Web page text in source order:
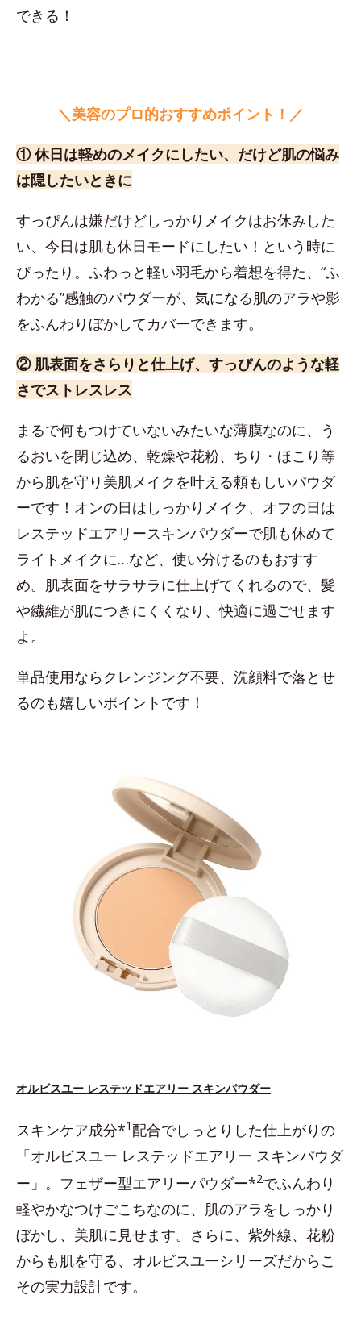
できる！
＼美容のプロ的おすすめポイント！／
① 休日は軽めのメイクにしたい、だけど肌の悩み
は隠したいときに
すっぴんは嫌だけどしっかりメイクはお休みした
い、今日は肌も休日モードにしたい！という時に
ぴったり。ふわっと軽い羽毛から着想を得た、“ふ
わかる”感触のパウダーが、気になる肌のアラや影
をふんわりぼかしてカバーできます。
② 肌表面をさらりと仕上げ、すっぴんのような軽
さでストレスレス
まるで何もつけていないみたいな薄膜なのに、う
るおいを閉じ込め、乾燥や花粉、ちり・ほこり等
から肌を守り美肌メイクを叶える頼もしいパウダ
ーです！オンの日はしっかりメイク、オフの日は
レステッドエアリースキンパウダーで肌も休めて
ライトメイクに…など、使い分けるのもおすす
め。肌表面をサラサラに仕上げてくれるので、髪
や繊維が肌につきにくくなり、快適に過ごせます
よ。
単品使用ならクレンジング不要、洗顔料で落とせ
るのも嬉しいポイントです！
オルビスユー レステッドエアリー スキンパウダー
スキンケア成分*1配合でしっとりした仕上がりの
「オルビスユー レステッドエアリー スキンパウダ
ー」。フェザー型エアリーパウダー*2でふんわり
軽やかなつけごこちなのに、肌のアラをしっかり
ぼかし、美肌に見せます。さらに、紫外線、花粉
からも肌を守る、オルビスユーシリーズだからこ
その実力設計です。